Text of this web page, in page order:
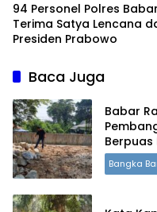
94 Personel Polres Babar
Terima Satya Lencana
Presiden Prabowo
Baca Juga
Babar
Berpuas
Bangka